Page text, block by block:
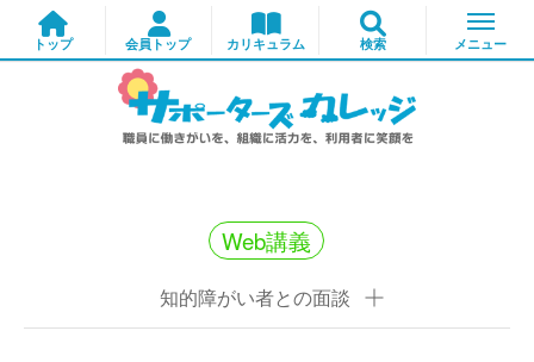
Web講義
知的障がい者との面談